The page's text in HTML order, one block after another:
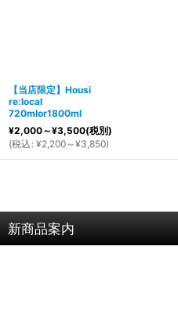
【当店限定】Housi
re:local
720mlor1800ml
¥2,000～¥3,500(税別)
(税込 : ¥2,200～¥3,850)
新商品案内